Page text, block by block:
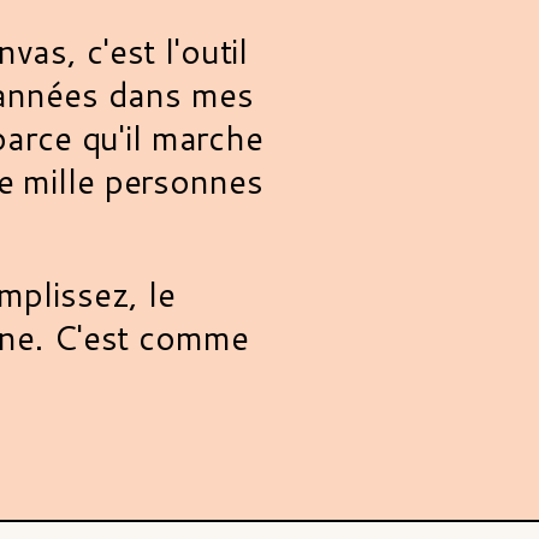
c'est l'outil
dans mes
qu'il marche
mille personnes
le
C'est comme